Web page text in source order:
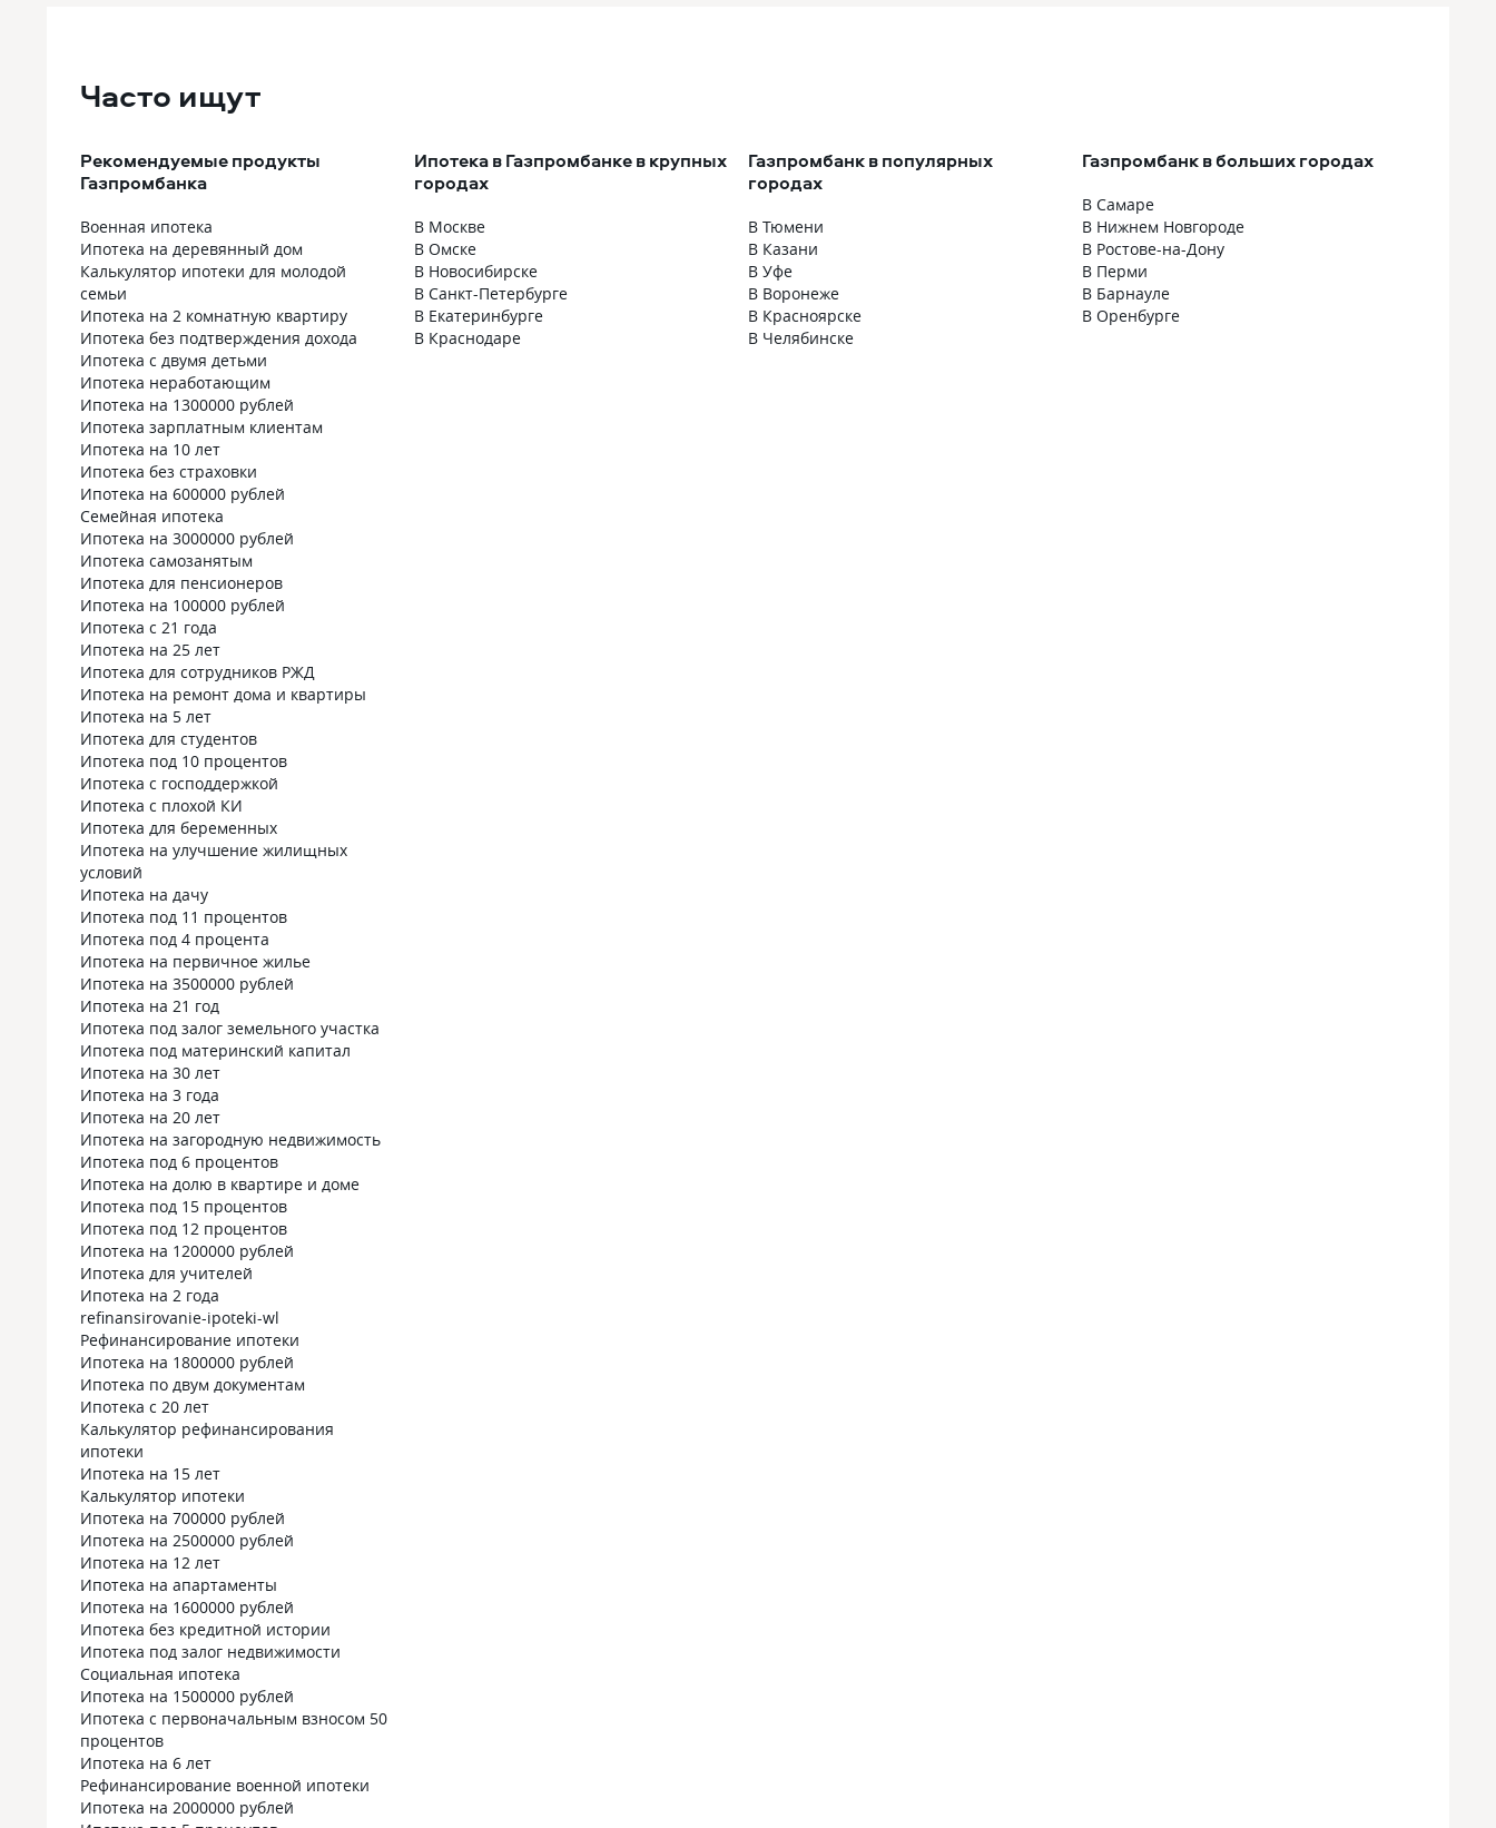
Часто ищут
Рекомендуемые продукты
Газпромбанка
Военная ипотека
Ипотека на деревянный дом
Калькулятор ипотеки для молодой
семьи
Ипотека на 2 комнатную квартиру
Ипотека без подтверждения дохода
Ипотека с двумя детьми
Ипотека неработающим
Ипотека на 1300000 рублей
Ипотека зарплатным клиентам
Ипотека на 10 лет
Ипотека без страховки
Ипотека на 600000 рублей
Семейная ипотека
Ипотека на 3000000 рублей
Ипотека самозанятым
Ипотека для пенсионеров
Ипотека на 100000 рублей
Ипотека с 21 года
Ипотека на 25 лет
Ипотека для сотрудников РЖД
Ипотека на ремонт дома и квартиры
Ипотека на 5 лет
Ипотека для студентов
Ипотека под 10 процентов
Ипотека с господдержкой
Ипотека с плохой КИ
Ипотека для беременных
Ипотека на улучшение жилищных
условий
Ипотека на дачу
Ипотека под 11 процентов
Ипотека под 4 процента
Ипотека на первичное жилье
Ипотека на 3500000 рублей
Ипотека на 21 год
Ипотека под залог земельного участка
Ипотека под материнский капитал
Ипотека на 30 лет
Ипотека на 3 года
Ипотека на 20 лет
Ипотека на загородную недвижимость
Ипотека под 6 процентов
Ипотека на долю в квартире и доме
Ипотека под 15 процентов
Ипотека под 12 процентов
Ипотека на 1200000 рублей
Ипотека для учителей
Ипотека на 2 года
refinansirovanie-ipoteki-wl
Рефинансирование ипотеки
Ипотека на 1800000 рублей
Ипотека по двум документам
Ипотека с 20 лет
Калькулятор рефинансирования
ипотеки
Ипотека на 15 лет
Калькулятор ипотеки
Ипотека на 700000 рублей
Ипотека на 2500000 рублей
Ипотека на 12 лет
Ипотека на апартаменты
Ипотека на 1600000 рублей
Ипотека без кредитной истории
Ипотека под залог недвижимости
Социальная ипотека
Ипотека на 1500000 рублей
Ипотека с первоначальным взносом 50
процентов
Ипотека на 6 лет
Рефинансирование военной ипотеки
Ипотека на 2000000 рублей
Ипотека в Газпромбанке в крупных
городах
В Москве
В Омске
В Новосибирске
В Санкт-Петербурге
В Екатеринбурге
В Краснодаре
Газпромбанк в популярных
городах
В Тюмени
В Казани
В Уфе
В Воронеже
В Красноярске
В Челябинске
Газпромбанк в больших городах
В Самаре
В Нижнем Новгороде
В Ростове-на-Дону
В Перми
В Барнауле
В Оренбурге